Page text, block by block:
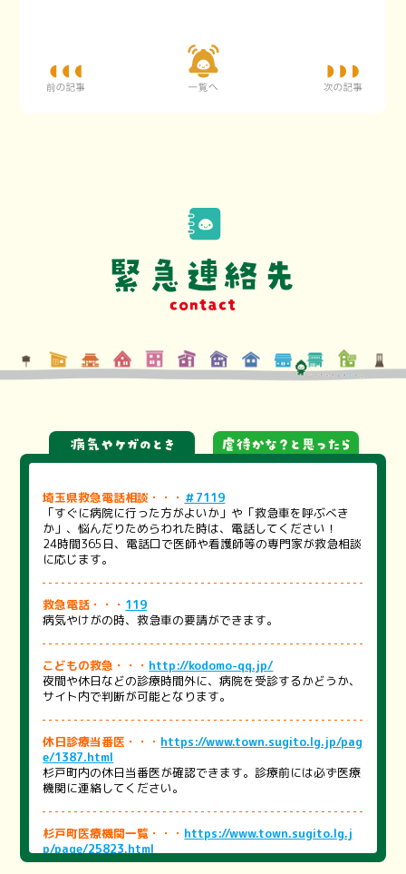
埼玉県救急電話相談・・・ ＃7119
「すぐに病院に行った方がよいか」や「救急車を呼ぶべき
か」、悩んだりためらわれた時は、電話してください！
24時間365日、電話口で医師や看護師等の専門家が救急相談
に応じます。
救急電話・・・ 119
病気やけがの時、救急車の要請ができます。
こどもの救急・・・ http://kodomo-qq.jp/
夜間や休日などの診療時間外に、病院を受診するかどうか、
サイト内で判断が可能となります。
休日診療当番医・・・ https://www.town.sugito.lg.jp/pag
e/1387.html
杉戸町内の休日当番医が確認できます。診療前には必ず医療
機関に連絡してください。
杉戸町医療機関一覧・・・ https://www.town.sugito.lg.j
p/page/25823.html
町内の医療機関をまとめました。医療機関を探す際にご活用